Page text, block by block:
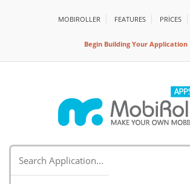
MOBIROLLER FEATURES PRİCES
Begin Building Your Application